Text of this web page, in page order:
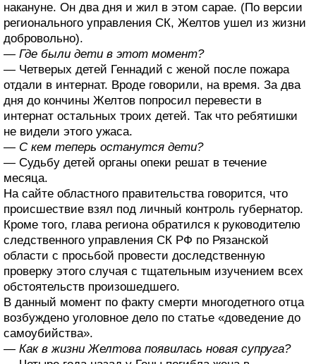
накануне. Он два дня и жил в этом сарае. (По версии
регионального управления СК, Желтов ушел из жизни
добровольно).
— Где были дети в этот момент?
— Четверых детей Геннадий с женой после пожара
отдали в интернат. Вроде говорили, на время. За два
дня до кончины Желтов попросил перевести в
интернат остальных троих детей. Так что ребятишки
не видели этого ужаса.
— С кем теперь останутся дети?
— Судьбу детей органы опеки решат в течение
месяца.
На сайте областного правительства говорится, что
происшествие взял под личный контроль губернатор.
Кроме того, глава региона обратился к руководителю
следственного управления СК РФ по Рязанской
области с просьбой провести доследственную
проверку этого случая с тщательным изучением всех
обстоятельств произошедшего.
В данный момент по факту смерти многодетного отца
возбуждено уголовное дело по статье «доведение до
самоубийства».
— Как в жизни Желтова появилась новая супруга?